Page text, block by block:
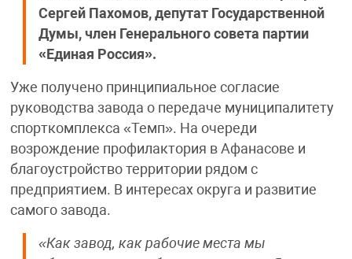
Сергей Пахомов, депутат Государственной
Думы, член Генерального совета партии
«Единая Россия».
Уже получено принципиальное согласие
руководства завода о передаче муниципалитету
спорткомплекса «Темп». На очереди
возрождение профилактория в Афанасове и
благоустройство территории рядом с
предприятием. В интересах округа и развитие
самого завода.
«Как завод, как рабочие места мы